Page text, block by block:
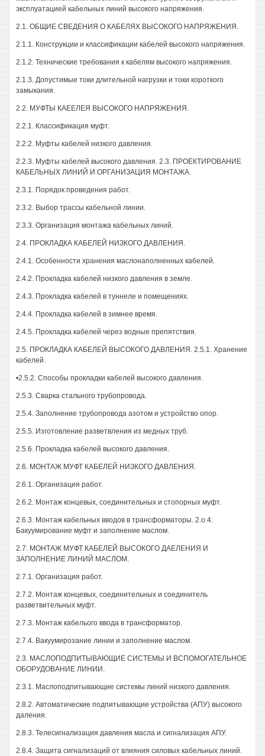
эксплуатацией кабельных линий высокого напряжения.
2.1. ОБЩИЕ СВЕДЕНИЯ О КАБЕЛЯХ ВЫСОКОГО НАПРЯЖЕНИЯ.
2.1.1. Конструкции и классификации кабелей высокого напряжения.
2.1.2. Технические требования к кабелям высокого напряжения.
2.1.3. Допустимые токи длительной нагрузки и токи короткого
замыкания.
2.2. МУФТЫ КАЕЕЛЕЯ ВЫСОКОГО НАПРЯЖЕНИЯ.
2.2.1. Классификация муфт.
2.2.2. Муфты кабелей низкого давления.
2.2.3. Муфты кабелей высокого давления. 2.3. ПРОЕКТИРОВАНИЕ
КАБЕЛЬНЫХ ЛИНИЙ И ОРГАНИЗАЦИЯ МОНТАЖА.
2.3.1. Порядок проведения работ.
2.3.2. Выбор трассы кабельной линии.
2.3.3. Организация монтажа кабельных линий.
2.4. ПРОКЛАДКА КАБЕЛЕЙ НИЗКОГО ДАВЛЕНИЯ.
2.4.1. Особенности хранения маслонаполненных кабелей.
2.4.2. Прокладка кабелей низкого давления в земле.
2.4.3. Прокладка кабелей в туннеле и помещениях.
2.4.4. Прокладка кабелей в зимнее время.
2.4.5. Прокладка кабелей через водные препятствия.
2.5. ПРОКЛАДКА КАБЕЛЕЙ ВЫСОКОГО ДАВЛЕНИЯ. 2.5.1. Хранение
кабелей.
•2.5.2. Способы прокладки кабелей высокого давления.
2.5.3. Сварка стального трубопровода.
2.5.4. Заполнение трубопровода азотом и устройство опор.
2.5.5. Изготовление разветвления из медных труб.
2.5.6. Прокладка кабелей высокого давления.
2.6. МОНТАЖ МУФТ КАБЕЛЕЙ НИЗКОГО ДАВЛЕНИЯ.
2.6.1. Организация работ.
2.6.2. Монтаж концевых, соединительных и стопорных муфт.
2.6.3. Монтаж кабельных вводов в трансформаторы. 2.о.4.
Бакуумирование муфт и заполнение маслом.
2.7. МОНТАЖ МУФТ КАБЕЛЕЙ ВЫСОКОГО ДАЕЛЕНИЯ И
ЗАПОЛНЕНИЕ ЛИНИЙ МАСЛОМ.
2.7.1. Организация работ.
2.7.2. Монтаж концевых, соединительных и соединитель
разветвительных муфт.
2.7.3. Монтаж кабелього ввода в трансформатор.
2.7.4. Вакуумирозание линии и заполнение маслом.
2.3. МАСЛОПОДПИТЫВАЮЩИЕ СИСТЕМЫ И ВСПОМОГАТЕЛЬНОЕ
ОБОРУДОВАНИЕ ЛИНИИ.
2.3.1. Маслоподпитывающие системы линий низкого давления.
2.8.2. Автоматические подпитывающие устройства (АПУ) высокого
даления.
2.8.3. Телесигнализация давления масла и сигнализация АПУ.
2.8.4. Защита сигнализаций от влияния силовых кабельных линий.